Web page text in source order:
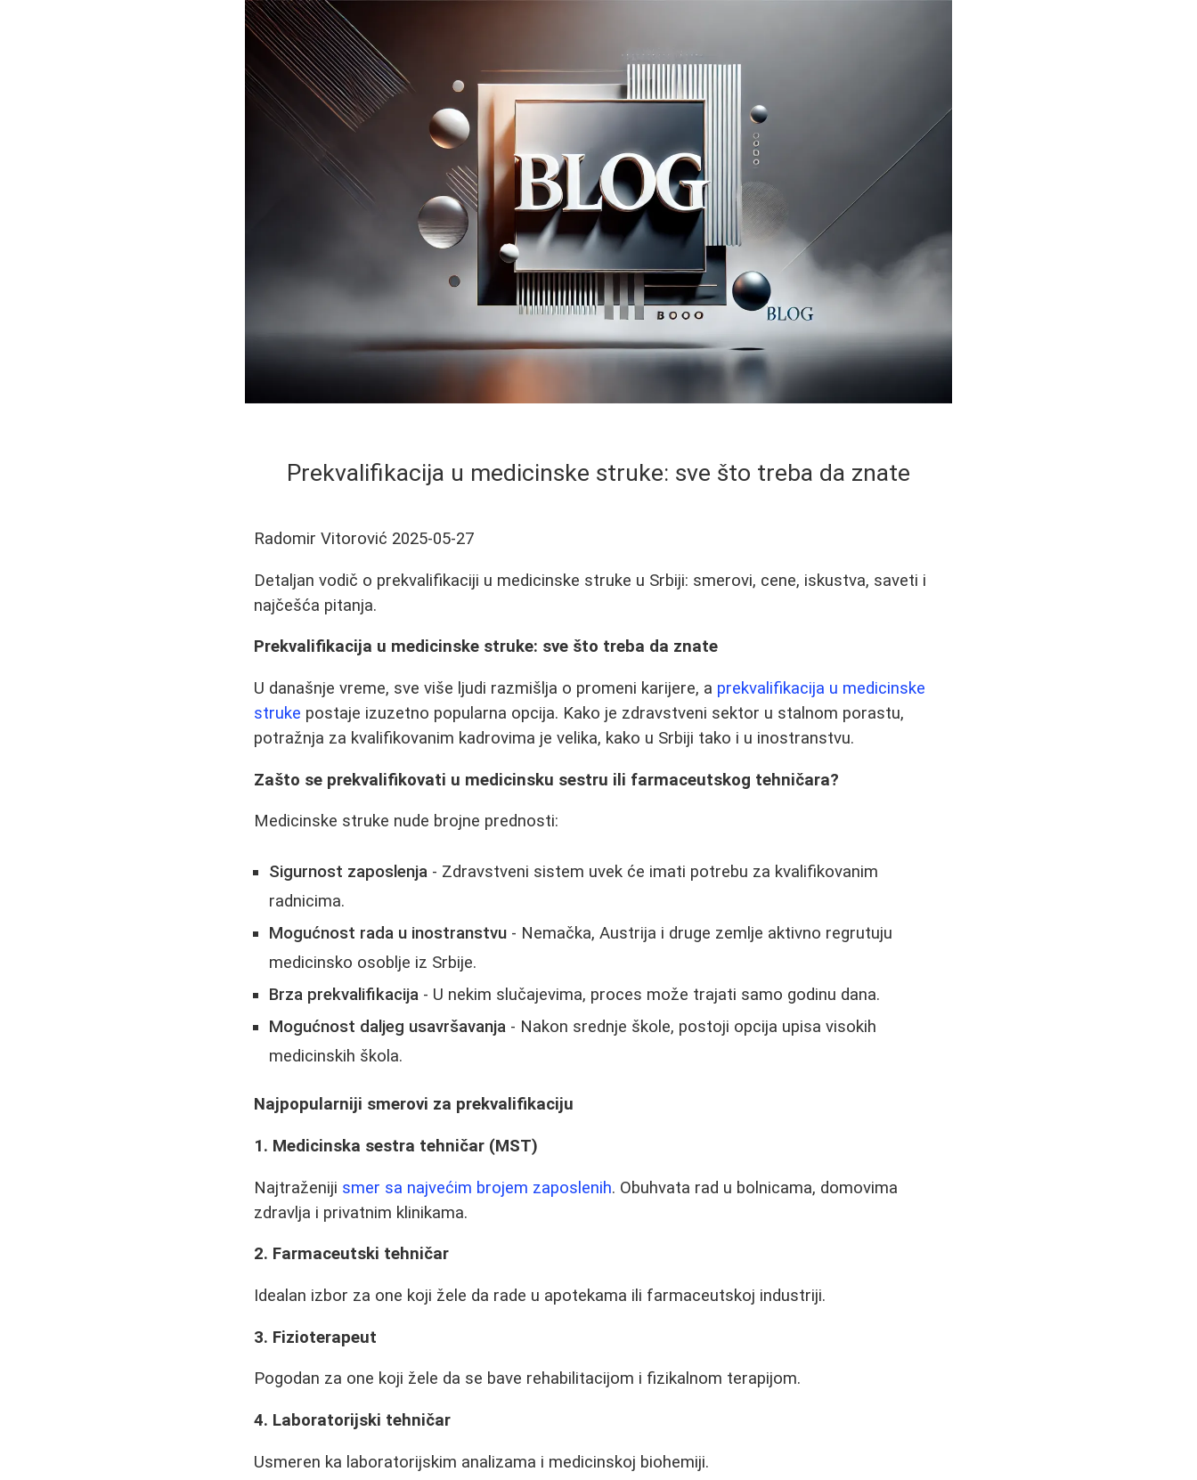
Prekvalifikacija u medicinske struke: sve što treba da znate
Radomir Vitorović 2025-05-27
Detaljan vodič o prekvalifikaciji u medicinske struke u Srbiji: smerovi, cene, iskustva, saveti i
najčešća pitanja.
Prekvalifikacija u medicinske struke: sve što treba da znate
U današnje vreme, sve više ljudi razmišlja o promeni karijere, a prekvalifikacija u medicinske
struke postaje izuzetno popularna opcija. Kako je zdravstveni sektor u stalnom porastu,
potražnja za kvalifikovanim kadrovima je velika, kako u Srbiji tako i u inostranstvu.
Zašto se prekvalifikovati u medicinsku sestru ili farmaceutskog tehničara?
Medicinske struke nude brojne prednosti:
Sigurnost zaposlenja - Zdravstveni sistem uvek će imati potrebu za kvalifikovanim
radnicima.
Mogućnost rada u inostranstvu - Nemačka, Austrija i druge zemlje aktivno regrutuju
medicinsko osoblje iz Srbije.
Brza prekvalifikacija - U nekim slučajevima, proces može trajati samo godinu dana.
Mogućnost daljeg usavršavanja - Nakon srednje škole, postoji opcija upisa visokih
medicinskih škola.
Najpopularniji smerovi za prekvalifikaciju
1. Medicinska sestra tehničar (MST)
Najtraženiji smer sa najvećim brojem zaposlenih. Obuhvata rad u bolnicama, domovima
zdravlja i privatnim klinikama.
2. Farmaceutski tehničar
Idealan izbor za one koji žele da rade u apotekama ili farmaceutskoj industriji.
3. Fizioterapeut
Pogodan za one koji žele da se bave rehabilitacijom i fizikalnom terapijom.
4. Laboratorijski tehničar
Usmeren ka laboratorijskim analizama i medicinskoj biohemiji.